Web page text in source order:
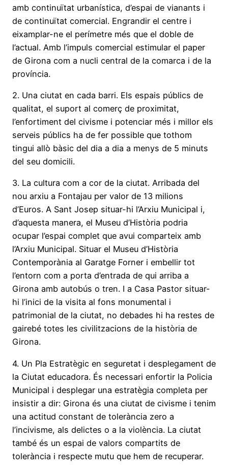
amb continuïtat urbanística, d’espai de vianants i
de continuïtat comercial. Engrandir el centre i
eixamplar-ne el perímetre més que el doble de
l’actual. Amb l’impuls comercial estimular el paper
de Girona com a nucli central de la comarca i de la
província.
2. Una ciutat en cada barri. Els espais públics de
qualitat, el suport al comerç de proximitat,
l’enfortiment del civisme i potenciar més i millor els
serveis públics ha de fer possible que tothom
tingui allò bàsic del dia a dia a menys de 5 minuts
del seu domicili.
3. La cultura com a cor de la ciutat. Arribada del
nou arxiu a Fontajau per valor de 13 milions
d’Euros. A Sant Josep situar-hi l’Arxiu Municipal i,
d’aquesta manera, el Museu d’Història podria
ocupar l’espai complet que avui comparteix amb
l’Arxiu Municipal. Situar el Museu d’Història
Contemporània al Garatge Forner i embellir tot
l’entorn com a porta d’entrada de qui arriba a
Girona amb autobús o tren. I a Casa Pastor situar-
hi l’inici de la visita al fons monumental i
patrimonial de la ciutat, no debades hi ha restes de
gairebé totes les civilitzacions de la història de
Girona.
4. Un Pla Estratègic en seguretat i desplegament de
la Ciutat educadora. És necessari enfortir la Policia
Municipal i desplegar una estratègia completa per
insistir a dir: Girona és una ciutat de civisme i tenim
una actitud constant de tolerància zero a
l’incivisme, als delictes o a la violència. La ciutat
també és un espai de valors compartits de
tolerància i respecte mutu que hem de recuperar.